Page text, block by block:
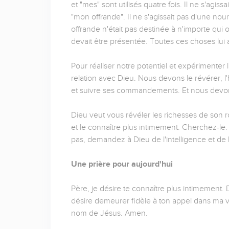
et "mes" sont utilisés quatre fois. Il ne
"mon offrande". Il ne s'agissait pas d'une
offrande n'était pas destinée à n'importe qui
devait être présentée. Toutes ces choses
Pour réaliser notre potentiel et
relation avec Dieu. Nous devons le révérer,
et suivre ses commandements. Et nous
Dieu veut vous révéler les richesses de son
et le connaître plus intimement. Cherchez-
pas, demandez à Dieu de l'intelligence et
Une prière pour aujourd'hui
Père, je désire te connaître plus
désire demeurer fidèle à ton appel dans ma
nom de Jésus. Amen.